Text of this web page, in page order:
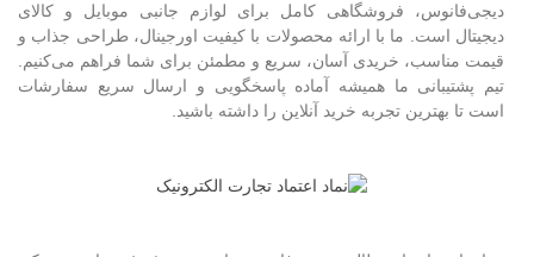
دیجی‌فانوس، فروشگاهی کامل برای لوازم جانبی موبایل و کالای
دیجیتال است. ما با ارائه محصولات با کیفیت اورجینال، طراحی جذاب و
قیمت مناسب، خریدی آسان، سریع و مطمئن برای شما فراهم می‌کنیم.
تیم پشتیبانی ما همیشه آماده پاسخگویی و ارسال سریع سفارشات
است تا بهترین تجربه خرید آنلاین را داشته باشید.